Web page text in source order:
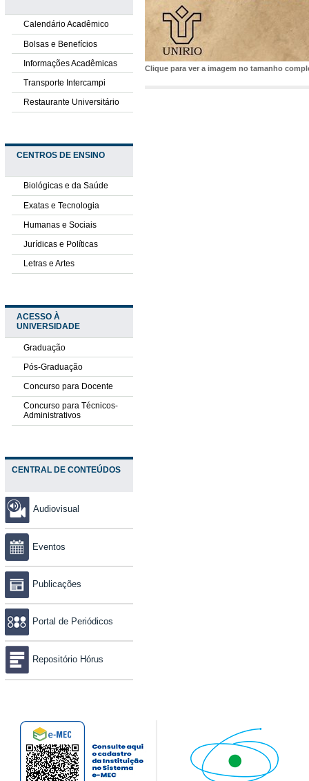
Calendário Acadêmico
Bolsas e Benefícios
Informações Acadêmicas
Transporte Intercampi
Restaurante Universitário
CENTROS DE ENSINO
Biológicas e da Saúde
Exatas e Tecnologia
Humanas e Sociais
Jurídicas e Políticas
Letras e Artes
ACESSO À
UNIVERSIDADE
Graduação
Pós-Graduação
Concurso para Docente
Concurso para Técnicos-
Administrativos
CENTRAL DE CONTEÚDOS
Audiovisual
Eventos
Publicações
Portal de Periódicos
Repositório Hórus
Clique para ver a imagem no tamanho